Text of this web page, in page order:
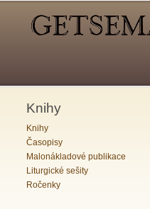
Knihy
Knihy
Časopisy
Malonákladové publikace
Liturgické sešity
Ročenky